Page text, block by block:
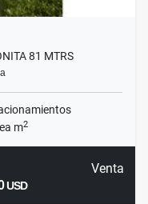
81 MTRS
m2
Venta
USD